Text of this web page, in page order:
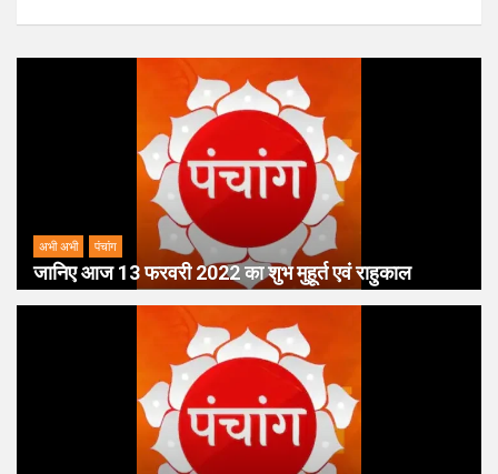
अभी अभी पंचांग
जानिए आज 13 फरवरी 2022 का शुभ मुहूर्त एवं राहुकाल